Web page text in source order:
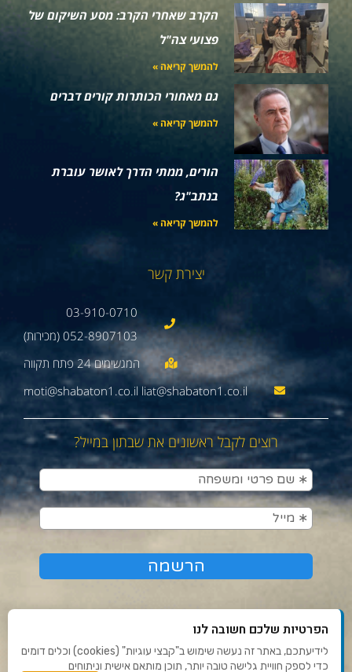
הקרב שאחרי הקרב: מסע השיקום של
פצועי צה"ל
להמשך קריאה »
גם מאחורי הכותרות קורים דברים
להמשך קריאה »
הורים, ממתי הדרך לאושר עוברת
בנתב"ג?
להמשך קריאה »
יצירת קשר
03-910-0710
052-8907103 (מכירות)
moti@shabaton1.co.il liat@shabaton1.co.il
רוצים לקבל ראשונים את שבתון במייל?
הפרטיות שלכם חשובה לנו
לידיעתכם, באתר זה נעשה שימוש ב"קבצי עוגיות" (cookies) וכלים דומים
כדי לספק חוויית גלישה טובה יותר, תוכן מותאם אישית וניתוחים